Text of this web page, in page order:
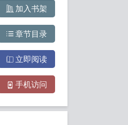
加入书架
章节目录
立即阅读
手机访问